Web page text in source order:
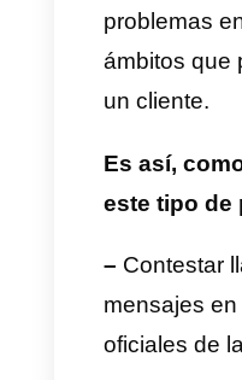
podras
manera
Decide